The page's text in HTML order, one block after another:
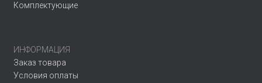
Комплектующие
ИНФОРМАЦИЯ
Заказ товара
Условия оплаты